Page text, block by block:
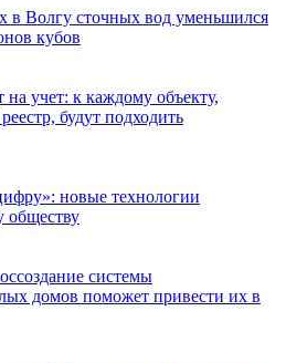
в Волгу сточных вод уменьшился
кубов
на учет: к каждому объекту,
будут подходить
новые технологии
обществу
системы
домов поможет привести их в